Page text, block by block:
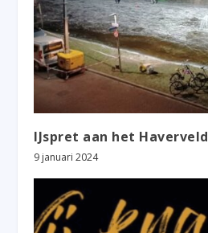
IJspret aan het Haverveld
9 januari 2024